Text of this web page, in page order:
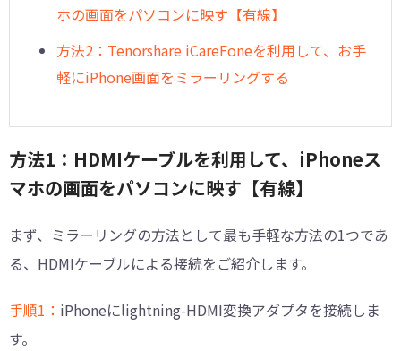
ホの画面をパソコンに映す【有線】
方法2：Tenorshare iCareFoneを利用して、お手
軽にiPhone画面をミラーリングする
方法1：HDMIケーブルを利用して、iPhoneス
マホの画面をパソコンに映す【有線】
まず、ミラーリングの方法として最も手軽な方法の1つであ
る、HDMIケーブルによる接続をご紹介します。
手順1： iPhoneにlightning-HDMI変換アダプタを接続しま
す。